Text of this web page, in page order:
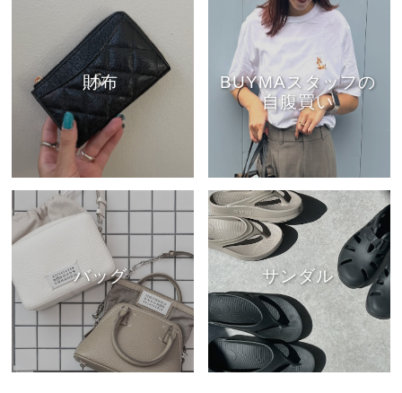
財布
BUYMAスタッフの
自腹買い
バッグ サンダル